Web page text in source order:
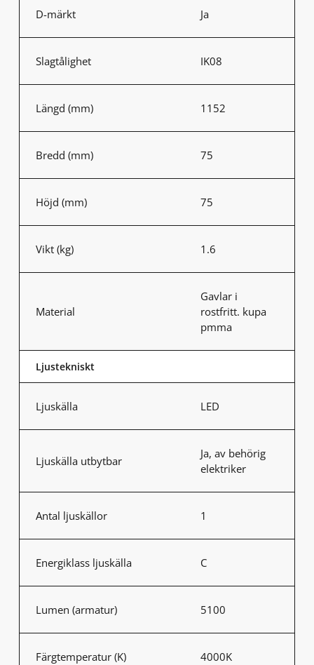
D-märkt Ja
Slagtålighet IK08
Längd (mm) 1152
Bredd (mm) 75
Höjd (mm) 75
Vikt (kg) 1.6
Material
Gavlar i
rostfritt. kupa
pmma
Ljustekniskt
Ljuskälla LED
Ljuskälla utbytbar
Ja, av behörig
elektriker
Antal ljuskällor 1
Energiklass ljuskälla C
Lumen (armatur) 5100
Färgtemperatur (K) 4000K